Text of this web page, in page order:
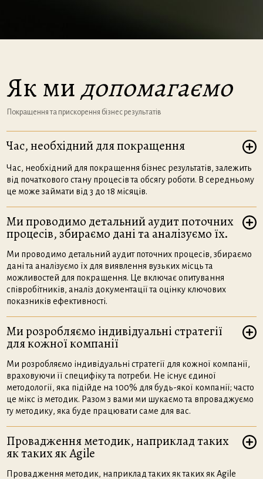
Як мидопомагаємо
Покращення та прискорення бізнес результатів
Час, необхідний для покращення
Час, необхідний для покращення бізнес результатів, залежить
від початкового стану процесів та обсягу роботи. В середньому
це може займати від 3 до 18 місяців.
Ми проводимо детальний аудит поточних
процесів, збираємо дані та аналізуємо їх.
Ми проводимо детальний аудит поточних процесів, збираємо
дані та аналізуємо їх для виявлення вузьких місць та
можливостей для покращення. Це включає опитування
співробітників, аналіз документації та оцінку ключових
показників ефективності.
Ми розробляємо індивідуальні стратегії
для кожної компанії
Ми розробляємо індивідуальні стратегії для кожної компанії,
враховуючи її специфіку та потреби. Не існує єдиної
методології, яка підійде на 100% для будь-якої компанії; часто
це мікс із методик. Разом з вами ми шукаємо та впроваджуємо
ту методику, яка буде працювати саме для вас.
Провадження методик, наприклад таких
як таких як Agile
Провадження методик, наприклад таких як таких як Agile